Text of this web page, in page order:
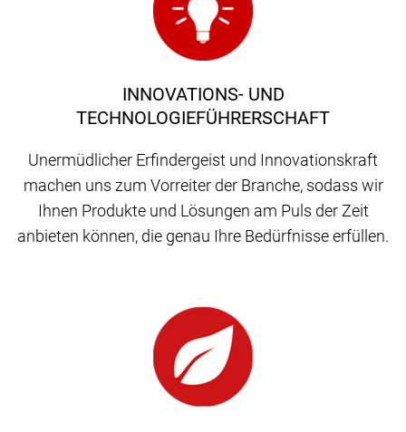
INNOVATIONS- UND
TECHNOLOGIEFÜHRERSCHAFT
Unermüdlicher Erfindergeist und Innovationskraft
machen uns zum Vorreiter der Branche, sodass wir
Ihnen Produkte und Lösungen am Puls der Zeit
anbieten können, die genau Ihre Bedürfnisse erfüllen.